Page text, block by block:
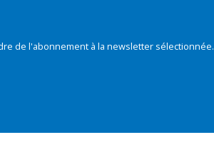
de l'abonnement à la newsletter sélectionnée.